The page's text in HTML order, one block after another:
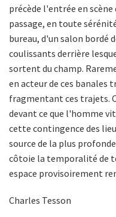
précède l'entrée en
passage, en toute
bureau, d'un salon bordé
coulissants derrière
sortent du champ.
en acteur de ces banales
fragmentant ces trajets.
devant ce que l'homme
cette contingence des
source de la plus
côtoie la temporalité de
espace provisoirement
Charles Tesson